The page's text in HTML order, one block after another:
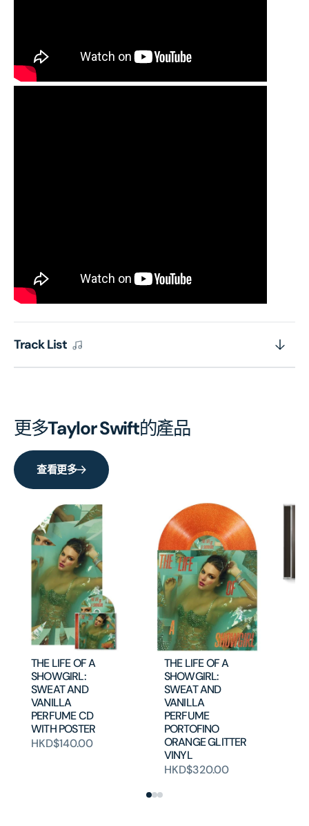
Track List
更多Taylor Swift的產品
查看更多
THE LIFE OF A
SHOWGIRL:
SWEAT AND
VANILLA
PERFUME CD
WITH POSTER
HKD$140.00
THE LIFE OF A
SHOWGIRL:
SWEAT AND
VANILLA
PERFUME
PORTOFINO
ORANGE GLITTER
VINYL
HKD$320.00